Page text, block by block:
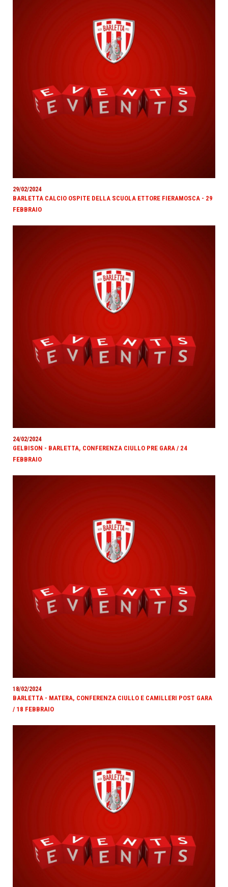
29/02/2024
BARLETTA CALCIO OSPITE DELLA SCUOLA ETTORE FIERAMOSCA - 29
FEBBRAIO
24/02/2024
GELBISON - BARLETTA, CONFERENZA CIULLO PRE GARA / 24
FEBBRAIO
18/02/2024
BARLETTA - MATERA, CONFERENZA CIULLO E CAMILLERI POST GARA
/ 18 FEBBRAIO